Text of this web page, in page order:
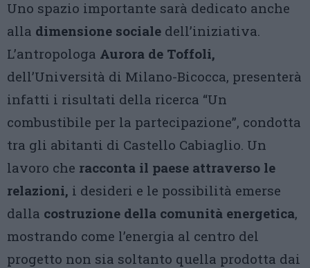
Uno spazio importante sarà dedicato anche
alla dimensione sociale dell’iniziativa.
L’antropologa Aurora de Toffoli,
dell’Università di Milano-Bicocca, presenterà
infatti i risultati della ricerca “Un
combustibile per la partecipazione”, condotta
tra gli abitanti di Castello Cabiaglio. Un
lavoro che racconta il paese attraverso le
relazioni, i desideri e le possibilità emerse
dalla costruzione della comunità energetica,
mostrando come l’energia al centro del
progetto non sia soltanto quella prodotta dai